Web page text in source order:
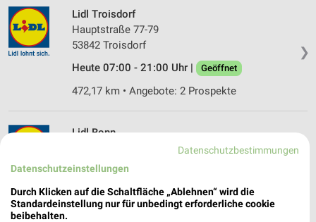
❯
Lidl Troisdorf
Hauptstraße 77-79
53842 Troisdorf
Heute 07:00 - 21:00 Uhr |
Geöffnet
472,17 km • Angebote: 2 Prospekte
Lidl Bonn
53117 Bonn
Heute 07:00 - 21:00 Uhr |
Geöffnet
478,71 km • Angebote: 2 Prospekte
Datenschutzbestimmungen
Datenschutzeinstellungen
Durch Klicken auf die Schaltfläche „Ablehnen“ wird die
Standardeinstellung nur für unbedingt erforderliche cookie
beibehalten.